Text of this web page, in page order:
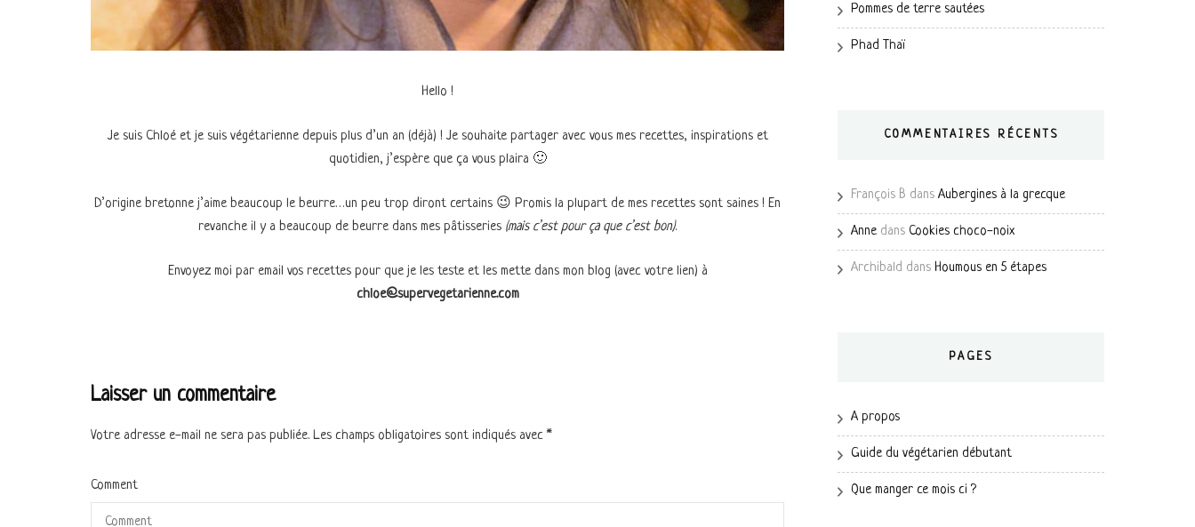
Hello !
Je suis Chloé et je suis végétarienne depuis plus d’un an (déjà) ! Je souhaite partager avec vous mes recettes, inspirations et
quotidien, j’espère que ça vous plaira 🙂
D’origine bretonne j’aime beaucoup le beurre…un peu trop diront certains 😉 Promis la plupart de mes recettes sont saines ! En
revanche il y a beaucoup de beurre dans mes pâtisseries (mais c’est pour ça que c’est bon).
Envoyez moi par email vos recettes pour que je les teste et les mette dans mon blog (avec votre lien) à
chloe@supervegetarienne.com
Laisser un commentaire
Votre adresse e-mail ne sera pas publiée. Les champs obligatoires sont indiqués avec *
Comment
Pommes de terre sautées
Phad Thaï
COMMENTAIRES RÉCENTS
François B dans Aubergines à la grecque
Anne dans Cookies choco-noix
Archibald dans Houmous en 5 étapes
PAGES
A propos
Guide du végétarien débutant
Que manger ce mois ci ?